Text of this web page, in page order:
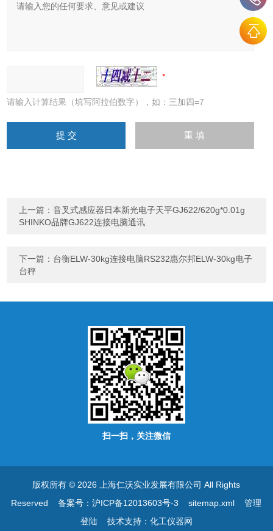
请输入计算结果（填写阿拉伯数字），如：三加四=7
上一篇：音叉式感应器日本新光电子天平GJ622/620g*0.01g
SHINKO品牌GJ622连接电脑通讯
下一篇： 台衡ELW-30kg连接电脑RS232惠尔邦ELW-30kg电子
台秤
扫一扫，关注微信
版权所有 © 2026 上海仁沃实业发展有限公司 All Rights
Reserved备案号：沪ICP备12013603号-3 sitemap.xml
管理
登陆技术支持： 化工仪器网